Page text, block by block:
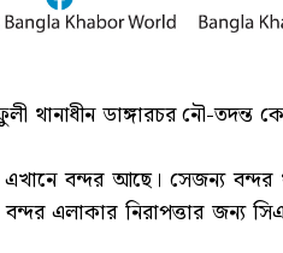
ডাঙ্গারচর নৌ-তদন্ত
বন্দর আছে। সেজন্য বন্দর
এলাকার নিরাপত্তার জন্য